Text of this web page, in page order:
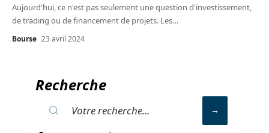
Aujourd'hui, ce n'est pas seulement une question d'investissement,
de trading ou de financement de projets. Les…
Bourse 23 avril 2024
Recherche